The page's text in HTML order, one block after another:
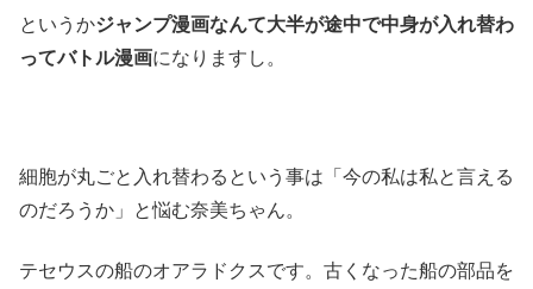
というかジャンプ漫画なんて大半が途中で中身が入れ替わ
ってバトル漫画になりますし。
細胞が丸ごと入れ替わるという事は「今の私は私と言える
のだろうか」と悩む奈美ちゃん。
テセウスの船のオアラドクスです。古くなった船の部品を